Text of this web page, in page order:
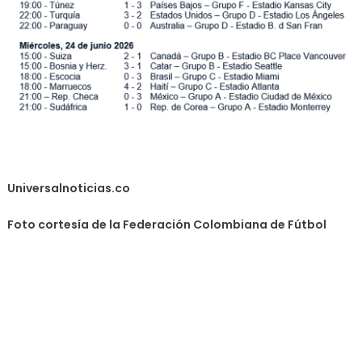
Universalnoticias.co
Foto cortesía de la Federación Colombiana de Fútbol